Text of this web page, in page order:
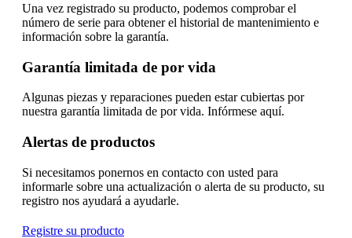
Una vez registrado su producto, podemos comprobar el
número de serie para obtener el historial de mantenimiento e
información sobre la garantía.
Garantía limitada de por vida
Algunas piezas y reparaciones pueden estar cubiertas por
nuestra garantía limitada de por vida. Infórmese aquí.
Alertas de productos
Si necesitamos ponernos en contacto con usted para
informarle sobre una actualización o alerta de su producto, su
registro nos ayudará a ayudarle.
Registre su producto